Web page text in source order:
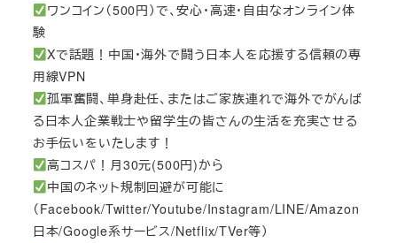
ワンコイン（500円）で、安心・高速・自由なオンライン体
験
Xで話題！中国・海外で闘う日本人を応援する信頼の専
用線VPN
孤軍奮闘、単身赴任、またはご家族連れで海外でがんば
る日本人企業戦士や留学生の皆さんの生活を充実させる
お手伝いをいたします！
高コスパ！月30元(500円)から
中国のネット規制回避が可能に
（Facebook/Twitter/Youtube/Instagram/LINE/Amazon
日本/Google系サービス/Netflix/TVer等）